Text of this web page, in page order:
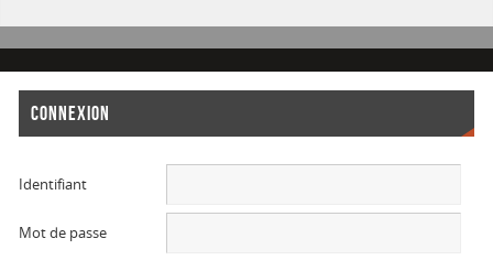
CONNEXION
Identifiant
Mot de passe